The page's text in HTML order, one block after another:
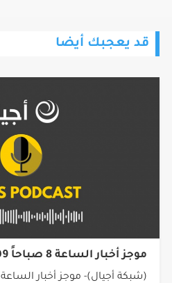
قد يعجبك أيضا
موجز أخبار الساعة 8 صباحاً 2026/08/09
(شبكة أجيال)- موجز أخبار الساعة 8 صباحاً 2026/08/09